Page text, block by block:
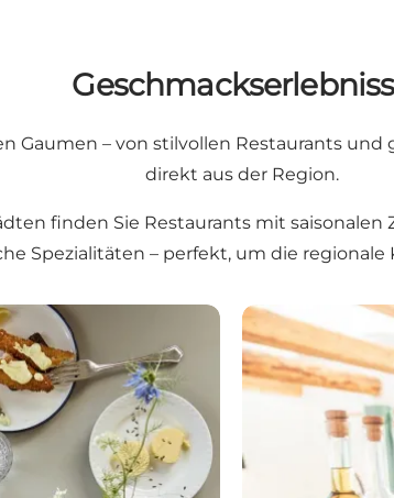
Gaumen – von stilvollen Restaurants
direkt aus der Region.
finden Sie Restaurants mit
Spezialitäten – perfekt, um die regionale
Örtliche